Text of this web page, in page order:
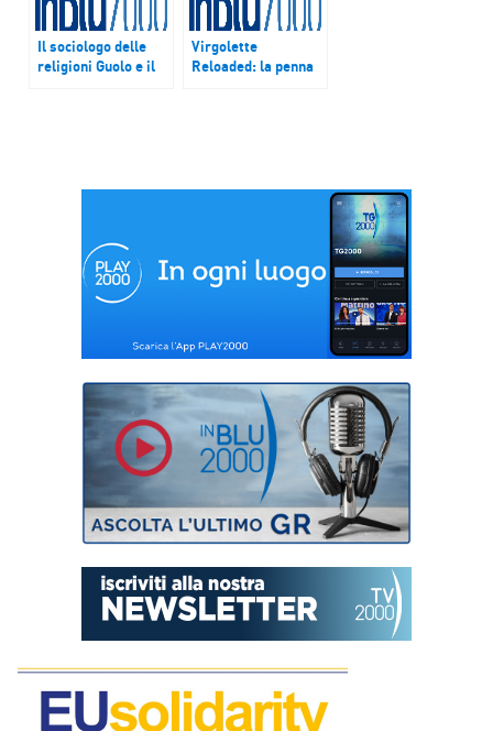
Il sociologo delle
religioni Guolo e il
Virgolette
Reloaded: la penna